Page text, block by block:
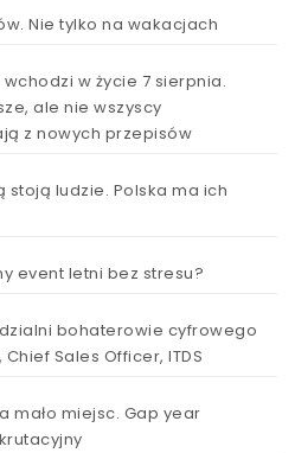
Nie tylko na wakacjach
w życie 7 sierpnia.
ale nie wszyscy
z nowych przepisów
stoją ludzie. Polska ma ich
event letni bez stresu?
bohaterowie cyfrowego
Sales Officer, ITDS
mało miejsc. Gap year